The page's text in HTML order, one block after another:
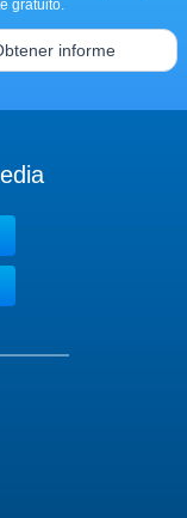
gratuito.
informe